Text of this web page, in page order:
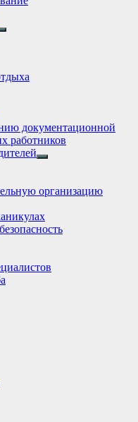
Show
документационной
работников
Show
организацию